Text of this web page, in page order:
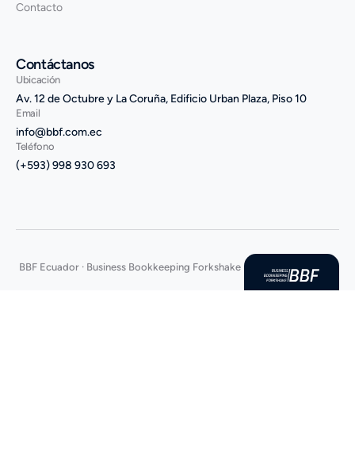
Contacto
Contáctanos
Ubicación
Av. 12 de Octubre y La Coruña, Edificio Urban Plaza, Piso 10
Email
info@bbf.com.ec
Teléfono
(+593) 998 930 693
BBF Ecuador · Business Bookkeeping Forkshake